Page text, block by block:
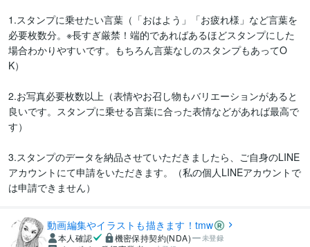
1.スタンプに乗せたい言葉（「おはよう」「お疲れ様」など言葉を
必要枚数分。※長すぎ厳禁！端的であればあるほどスタンプにした
場合わかりやすいです。もちろん言葉なしのスタンプもあってO
K）
2.お写真必要枚数以上（表情やお召し物もバリエーションがあると
良いです。スタンプに乗せる言葉に合った表情などがあれば最高で
す）
3.スタンプのデータを納品させていただきましたら、ご自身のLINE
アカウントにて申請をいただきます。（私の個人LINEアカウントで
は申請できません）
動画編集やイラストも描きます！tmw
本人確認 機密保持契約(NDA) 未登録